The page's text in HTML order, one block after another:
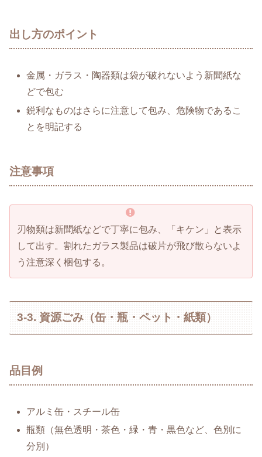
出し方のポイント
金属・ガラス・陶器類は袋が破れないよう新聞紙な
どで包む
鋭利なものはさらに注意して包み、危険物であるこ
とを明記する
注意事項
刃物類は新聞紙などで丁寧に包み、「キケン」と表示
して出す。割れたガラス製品は破片が飛び散らないよ
う注意深く梱包する。
3-3. 資源ごみ（缶・瓶・ペット・紙類）
品目例
アルミ缶・スチール缶
瓶類（無色透明・茶色・緑・青・黒色など、色別に
分別）